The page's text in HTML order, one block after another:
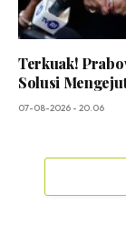
Terkuak!
Solusi
07-08-2026 - 20.06